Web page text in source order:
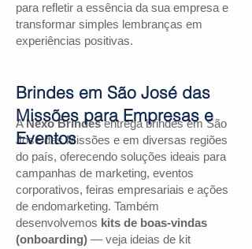
para refletir a essência da sua empresa e
transformar simples lembranças em
experiências positivas.
ANexo Brindesentrega brindes em São
José das Missões e em diversas regiões
do país, oferecendo soluções ideais para
campanhas de marketing, eventos
corporativos, feiras empresariais e ações
de endomarketing. Também
desenvolvemos kits de boas-vindas
(onboarding) — veja ideias de kit
Brindes em São José das
Missões para Empresas e
Eventos